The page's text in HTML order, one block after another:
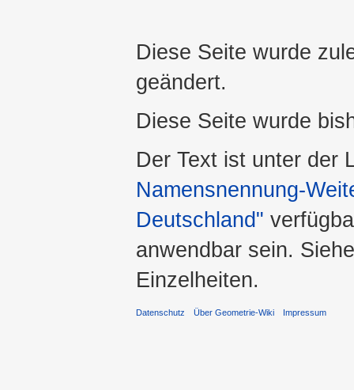
Diese Seite wurde
geändert.
Diese Seite wurde
Der Text ist unter der
Namensnennung-
Deutschland"
anwendbar sein.
Einzelheiten.
Datenschutz Über Geometrie-Wiki Impressum